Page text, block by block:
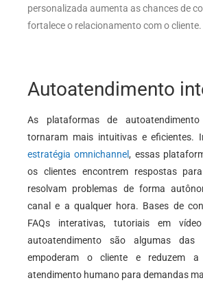
personalizada aumenta as chances de
fortalece o relacionamento com o cliente.
Autoatendimento
As plataformas de
tornaram mais intuitivas e eficientes.
estratégia omnichannel, essas
os clientes encontrem respostas
resolvam problemas de forma
canal e a qualquer hora. Bases de
FAQs interativas, tutoriais em
autoatendimento são algumas das
empoderam o cliente e reduzem a
atendimento humano para demandas